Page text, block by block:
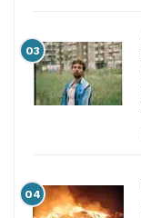
03
04